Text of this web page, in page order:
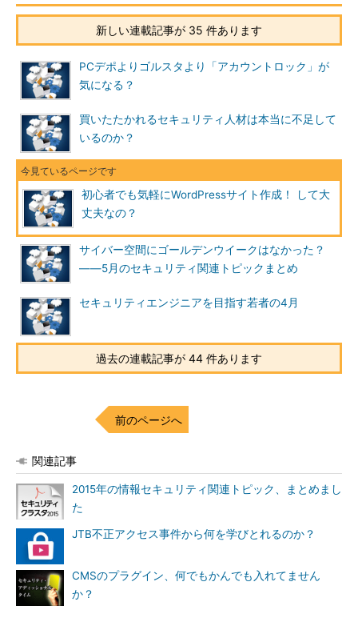
更させるべきでない」と発表
「パズドラ」のチートツールを配布していた大学生が逮捕
される
Windows10への強制アップグレードは「不正指令電磁的記
録に関する罪」に当たる？
Twitterのアカウント情報が漏えい!?
LINEが常時のバグバウンティプログラムを開始
新しい連載記事が 35 件あります
PCデポよりゴルスタより「アカウントロック」が
気になる？
買いたたかれるセキュリティ人材は本当に不足して
いるのか？
初心者でも気軽にWordPressサイト作成！ して大
丈夫なの？
サイバー空間にゴールデンウイークはなかった？
――5月のセキュリティ関連トピックまとめ
セキュリティエンジニアを目指す若者の4月
過去の連載記事が 44 件あります
前のページへ
関連記事
2015年の情報セキュリティ関連トピック、まとめまし
た
JTB不正アクセス事件から何を学びとれるのか？
CMSのプラグイン、何でもかんでも入れてません
か？